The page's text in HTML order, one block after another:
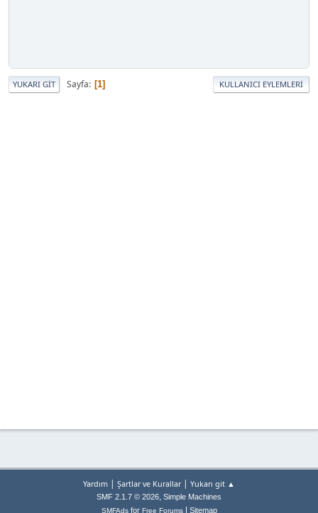
YUKARI GIT Sayfa 1 KULLANICI EYLEMLERI
Yardım Şartlar ve Kurallar| Yukarı git ▲
SMF 2.1.7 © 2026, Simple Machines
SMFAdsfor Free Forums| Sitemap